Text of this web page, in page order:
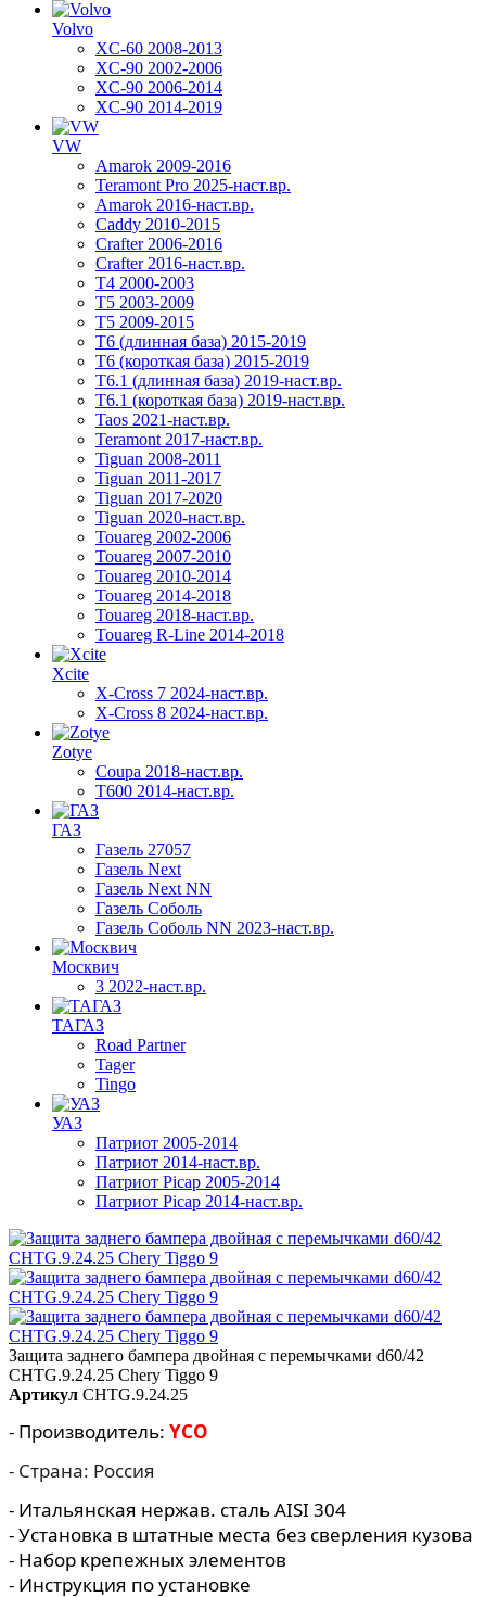
Volvo
XC-60 2008-2013
XC-90 2002-2006
XC-90 2006-2014
XC-90 2014-2019
VW
Amarok 2009-2016
Teramont Pro 2025-наст.вр.
Amarok 2016-наст.вр.
Caddy 2010-2015
Crafter 2006-2016
Crafter 2016-наст.вр.
T4 2000-2003
T5 2003-2009
T5 2009-2015
T6 (длинная база) 2015-2019
Т6 (короткая база) 2015-2019
T6.1 (длинная база) 2019-наст.вр.
T6.1 (короткая база) 2019-наст.вр.
Taos 2021-наст.вр.
Teramont 2017-наст.вр.
Tiguan 2008-2011
Tiguan 2011-2017
Tiguan 2017-2020
Tiguan 2020-наст.вр.
Touareg 2002-2006
Touareg 2007-2010
Touareg 2010-2014
Touareg 2014-2018
Touareg 2018-наст.вр.
Touareg R-Line 2014-2018
Xcite
X-Cross 7 2024-наст.вр.
X-Cross 8 2024-наст.вр.
Zotye
Coupa 2018-наст.вр.
T600 2014-наст.вр.
ГАЗ
Газель 27057
Газель Next
Газель Next NN
Газель Соболь
Газель Соболь NN 2023-наст.вр.
Москвич
3 2022-наст.вр.
ТАГАЗ
Road Partner
Tager
Tingo
УАЗ
Патриот 2005-2014
Патриот 2014-наст.вр.
Патриот Picap 2005-2014
Патриот Picap 2014-наст.вр.
Защита заднего бампера двойная с перемычками d60/42
CHTG.9.24.25 Chery Tiggo 9
Артикул CHTG.9.24.25
- Производитель: YCO
- Страна: Россия
- Итальянская нержав. сталь AISI 304
- Установка в штатные места без сверления кузова
- Набор крепежных элементов
- Инструкция по установке